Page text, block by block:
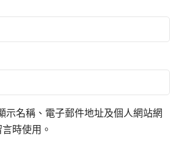
示名稱、電子郵件地址及個人網站網
時使用。